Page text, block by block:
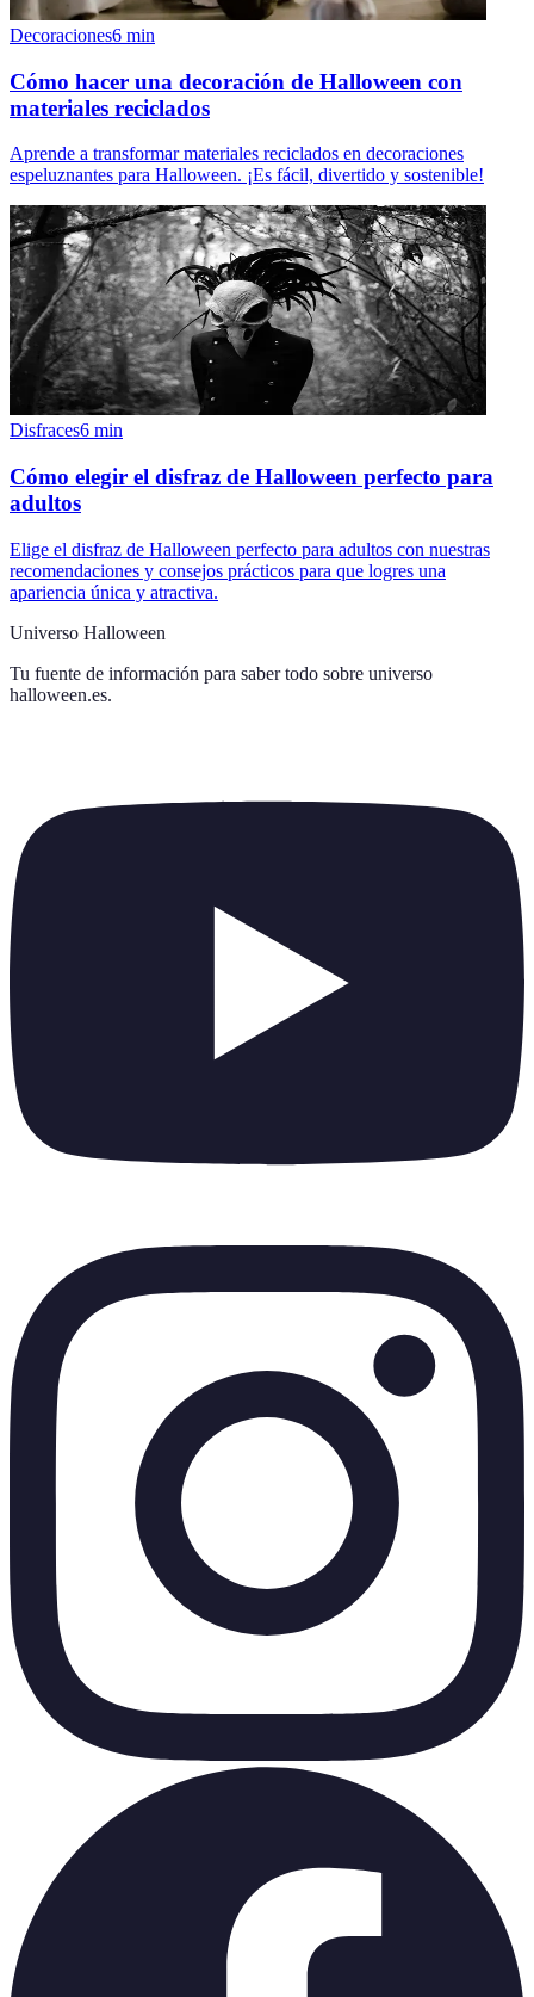
Decoraciones6 min
Cómo hacer una decoración de Halloween con
materiales reciclados
Aprende a transformar materiales reciclados en decoraciones
espeluznantes para Halloween. ¡Es fácil, divertido y sostenible!
Disfraces6 min
Cómo elegir el disfraz de Halloween perfecto para
adultos
Elige el disfraz de Halloween perfecto para adultos con nuestras
recomendaciones y consejos prácticos para que logres una
apariencia única y atractiva.
Universo Halloween
Tu fuente de información para saber todo sobre universo
halloween.es.